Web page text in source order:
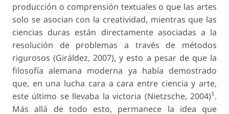
producción o comprensión textuales o que las artes
solo se asocian con la creatividad, mientras que las
ciencias duras están directamente asociadas a la
resolución de problemas a través de métodos
rigurosos (Giráldez, 2007), y esto a pesar de que la
filosofía alemana moderna ya había demostrado
que, en una lucha cara a cara entre ciencia y arte,
este último se llevaba la victoria (Nietzsche, 2004)1.
Más allá de todo esto, permanece la idea que